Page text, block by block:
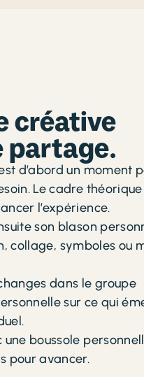
créative
partage.
d’abord un moment
Le cadre
l’expérience.
son blason
collage, symboles ou
dans le groupe
sur ce qui
boussole
pour avancer.